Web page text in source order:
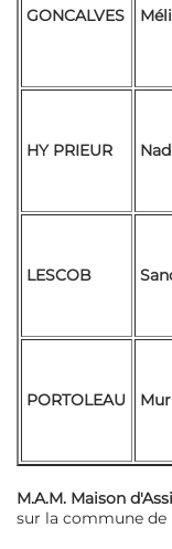
GONCALVES
HY PRIEUR
LESCOB
PORTOLEAU
M.A.M. Maison
sur la commune de